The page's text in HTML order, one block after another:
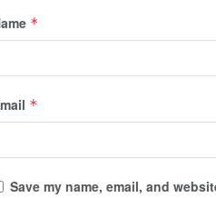
*
*
Save my name, email, and